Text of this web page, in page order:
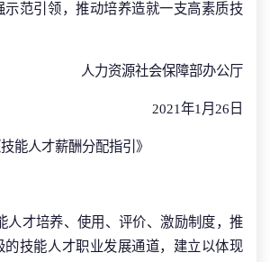
示范引领，推动培养造就一支高素质技
人力资源社会保障部办公厅
2021年1月26日
技能人才薪酬分配指引》
人才培养、使用、评价、激励制度，推
的技能人才职业发展通道，建立以体现